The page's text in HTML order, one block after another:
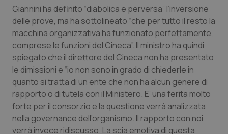
Veneto
Oncoematologia
Oncologia & Nutrizione
Psoriasi & pelle
Quotidiano Cardiologia
Quotidiano Chirurgia
Giannini ha definito “diabolica e perversa” l’inversione
delle prove, ma ha sottolineato “che per tutto il resto la
macchina organizzativa ha funzionato perfettamente,
comprese le funzioni del Cineca”. Il ministro ha quindi
spiegato che il direttore del Cineca non ha presentato
le dimissioni e “io non sono in grado di chiederle in
quanto si tratta di un ente che non ha alcun genere di
rapporto o di tutela con il Ministero. E’ una ferita molto
forte per il consorzio e la questione verrà analizzata
nella governance dell’organismo. Il rapporto con noi
verrà invece ridiscusso. La scia emotiva di questa